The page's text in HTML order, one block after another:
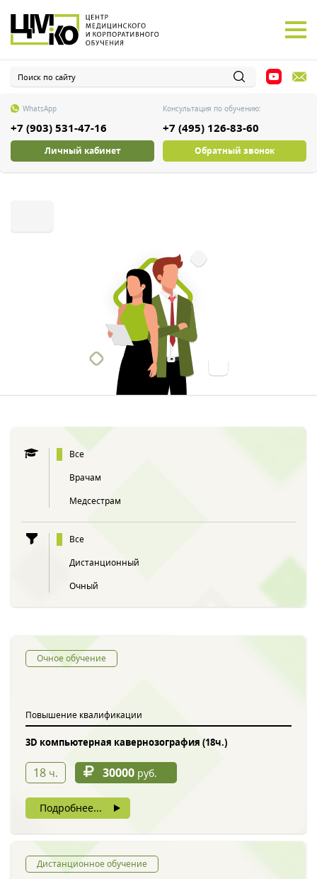
WhatsApp
+7 (903) 531-47-16
Консультация по обучению:
+7 (495) 126-83-60
Личный кабинет Обратный звонок
Все
Врачам
Медсестрам
Все
Дистанционный
Очный
Очное обучение
Повышение квалификации
3D компьютерная кавернозография (18ч.)
18 ч. 30000 руб.
Подробнее...
Дистанционное обучение